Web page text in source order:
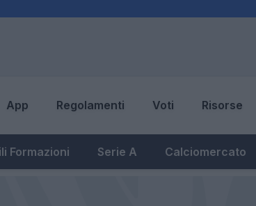
App Regolamenti Voti Risorse
Formazioni Serie A Calciomercato